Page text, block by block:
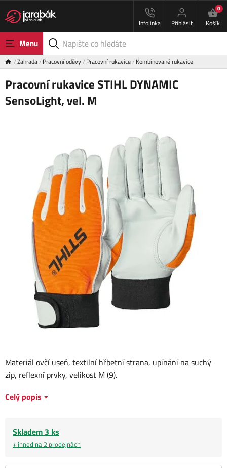
Infolinka Přihlásit
0
Košík
Menu
Zahrada Pracovní oděvy Pracovní rukavice Kombinované rukavice
Pracovní rukavice STIHL DYNAMIC
SensoLight, vel. M
Materiál ovčí useň, textilní hřbetní strana, upínání na suchý
zip, reflexní prvky, velikost M (9).
Celý popis
Skladem 3 ks
+ ihned na 2 prodejnách